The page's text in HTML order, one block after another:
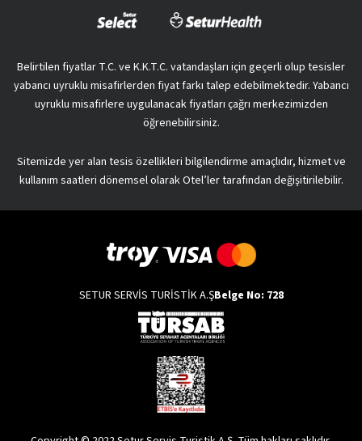
Belirtilen fiyatlar T.C. ve K.K.T.C. vatandaşları için geçerli olup tesisler
yabancı uyruklu misafirlerden fiyat farkı talep edebilmektedir. Yabancı
uyruklu misafirlere uygulanacak fiyatları çağrı merkezimizden
öğrenebilirsiniz.
Sitemizde yer alan tesis özellikleri bilgilendirme amaçlıdır, hizmet ve
kullanım saatleri dönemsel olarak Otel’ler tarafından değişitirilebilir.
SETUR SERVİS TURİSTİK A.ŞBelge No: 728